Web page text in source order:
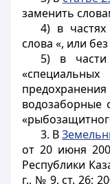
заменить
4) в
слова «, или
5) в
водозаборные
3. В
от 20 июня
Республики
г., № 9, ст. 26;